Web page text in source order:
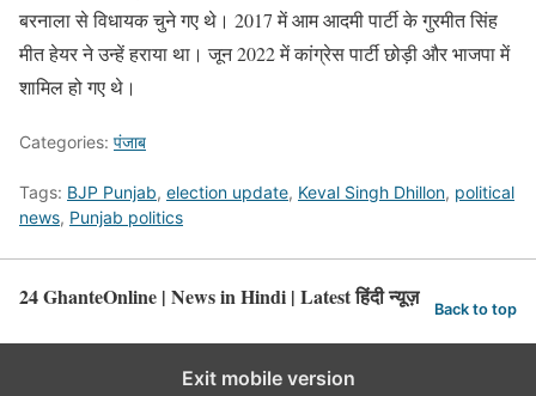
बरनाला से विधायक चुने गए थे। 2017 में आम आदमी पार्टी के गुरमीत सिंह
मीत हेयर ने उन्हें हराया था। जून 2022 में कांग्रेस पार्टी छोड़ी और भाजपा में
शामिल हो गए थे।
Categories: पंजाब
Tags: BJP Punjab, election update, Keval Singh Dhillon, political
news, Punjab politics
24 GhanteOnline | News in Hindi | Latest हिंदी न्यूज़ Back to top
Exit mobile version